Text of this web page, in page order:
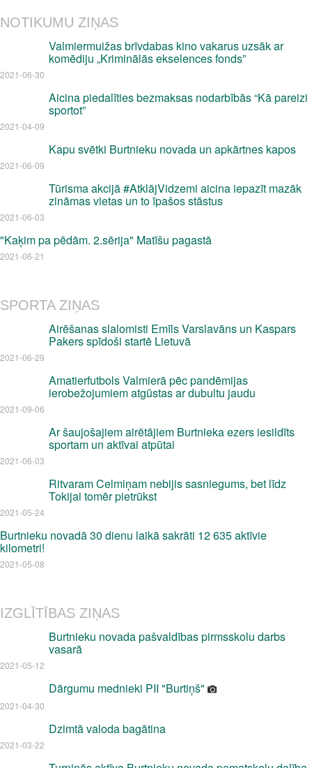
NOTIKUMU ZIŅAS
Valmiermuižas brīvdabas kino vakarus uzsāk ar
komēdiju „Kriminālās ekselences fonds”
2021-06-30
Aicina piedalīties bezmaksas nodarbībās “Kā pareizi
sportot”
2021-04-09
Kapu svētki Burtnieku novada un apkārtnes kapos
2021-06-09
Tūrisma akcijā #AtklājVidzemi aicina iepazīt mazāk
zināmas vietas un to īpašos stāstus
2021-06-03
"Kaķim pa pēdām. 2.sērija" Matīšu pagastā
2021-06-21
SPORTA ZIŅAS
Airēšanas slalomisti Emīls Varslavāns un Kaspars
Pakers spīdoši startē Lietuvā
2021-06-29
Amatierfutbols Valmierā pēc pandēmijas
ierobežojumiem atgūstas ar dubultu jaudu
2021-09-06
Ar šaujošajiem airētājiem Burtnieka ezers iesildīts
sportam un aktīvai atpūtai
2021-06-03
Ritvaram Celmiņam nebijis sasniegums, bet līdz
Tokijai tomēr pietrūkst
2021-05-24
Burtnieku novadā 30 dienu laikā sakrāti 12 635 aktīvie
kilometri!
2021-05-08
IZGLĪTĪBAS ZIŅAS
Burtnieku novada pašvaldības pirmsskolu darbs
vasarā
2021-05-12
Dārgumu mednieki PII "Burtiņš"
2021-04-30
Dzimtā valoda bagātina
2021-03-22